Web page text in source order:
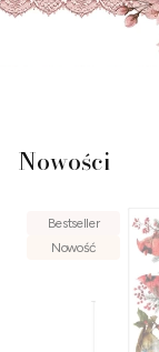
Nowości
Bestseller
Nowość